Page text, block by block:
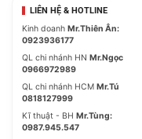
LIÊN HỆ & HOTLINE
Kinh doanh Mr.Thiên Ân:
0923936177
QL chi nhánh HN Mr.Ngọc
0966972989
QL chi nhánh HCM Mr.Tú
0818127999
Kĩ thuật - BH Mr.Tùng:
0987.945.547